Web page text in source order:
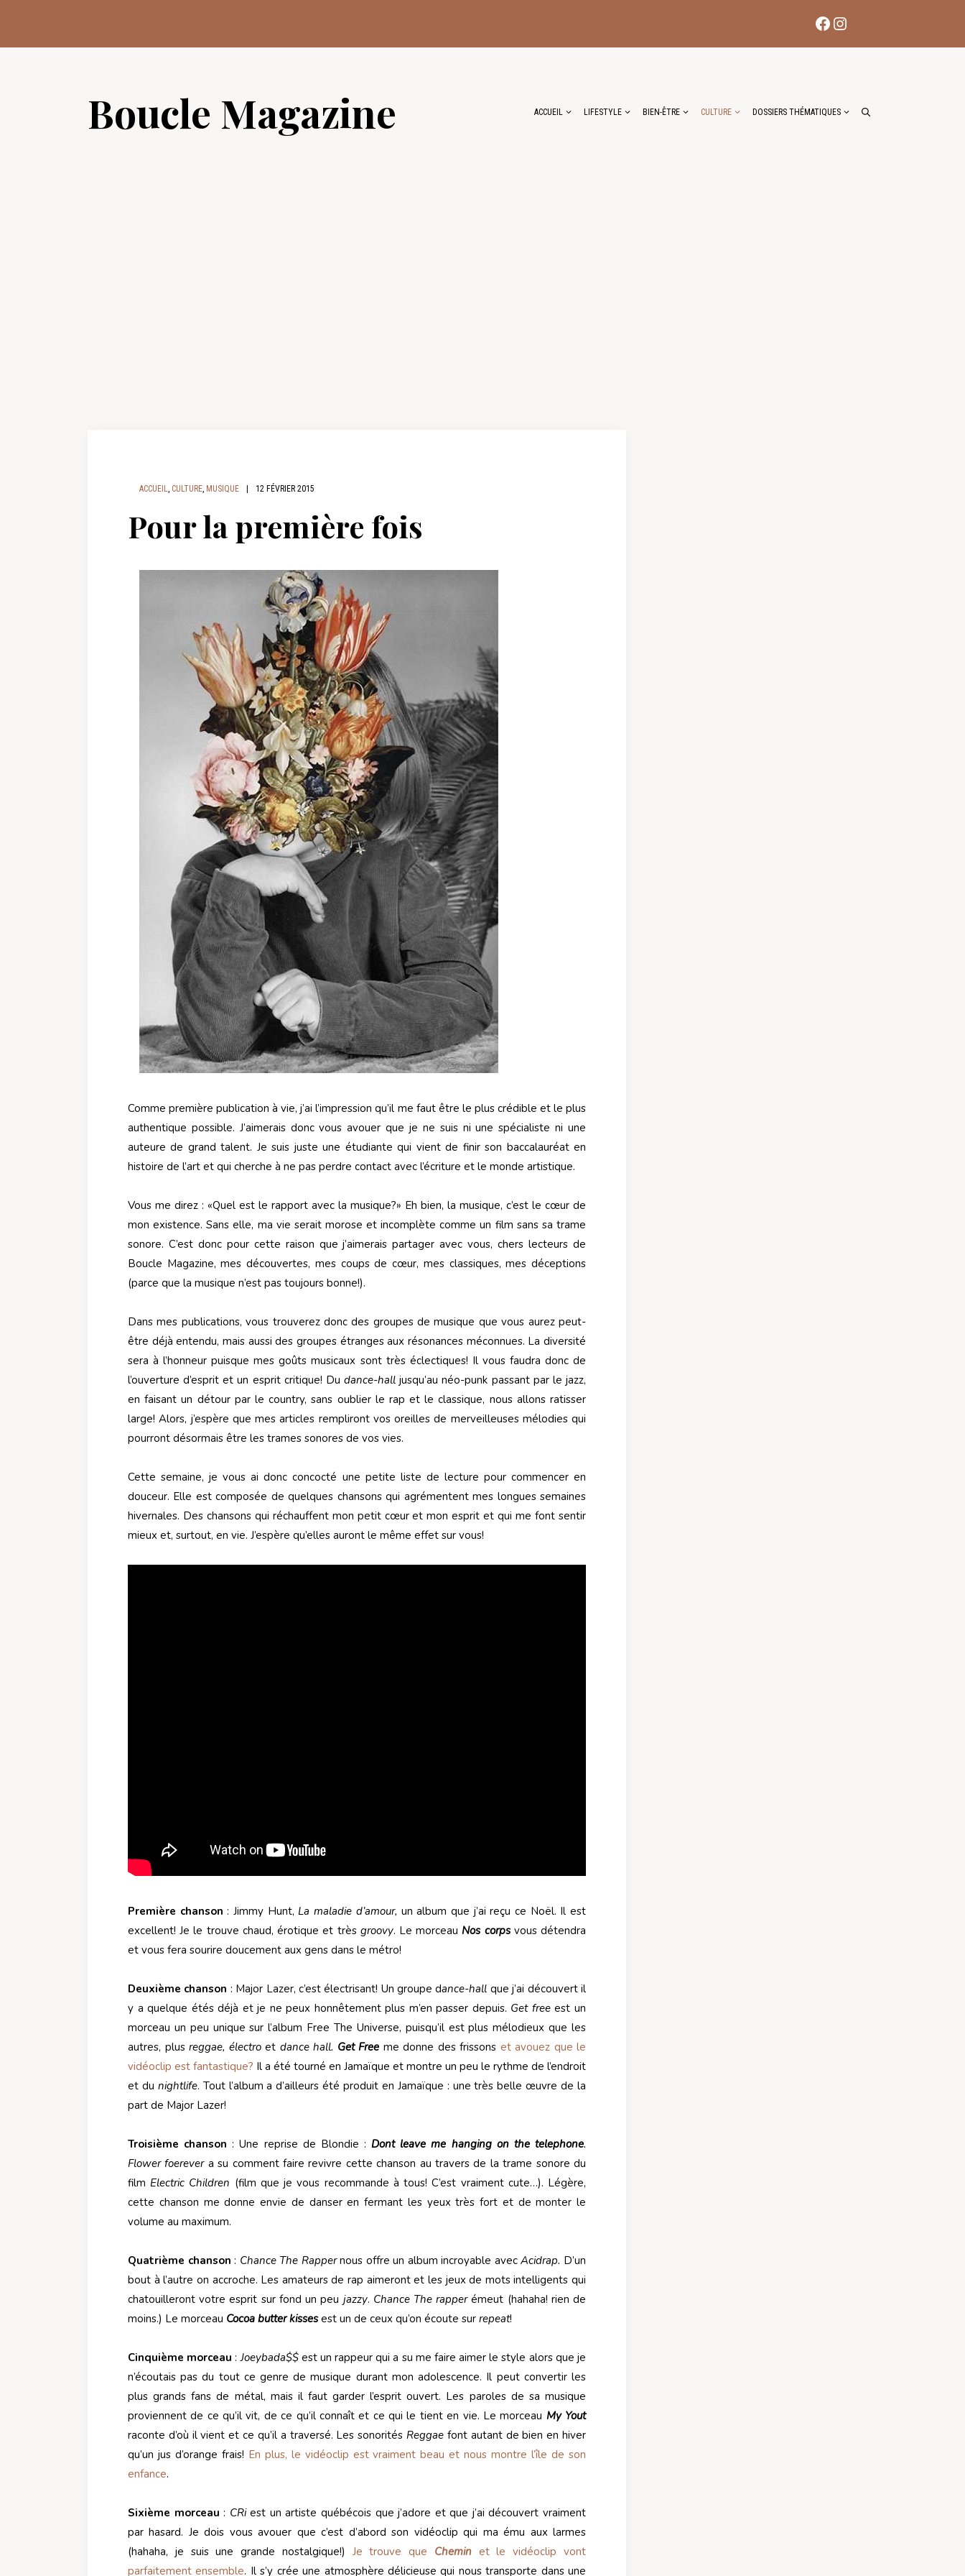
contenu
Facebook
Instagram
Boucle Magazine ACCUEIL LIFESTYLE BIEN-ÊTRE CULTURE DOSSIERS THÉMATIQUES
ACCUEIL, CULTURE, MUSIQUE 12 FÉVRIER 2015
Pour la première fois
Comme première publication à vie, j’ai l’impression qu’il me faut être le plus crédible et le plus
authentique possible. J’aimerais donc vous avouer que je ne suis ni une spécialiste ni une
auteure de grand talent. Je suis juste une étudiante qui vient de finir son baccalauréat en
histoire de l’art et qui cherche à ne pas perdre contact avec l’écriture et le monde artistique.
Vous me direz : «Quel est le rapport avec la musique?» Eh bien, la musique, c’est le cœur de
mon existence. Sans elle, ma vie serait morose et incomplète comme un film sans sa trame
sonore. C’est donc pour cette raison que j’aimerais partager avec vous, chers lecteurs de
Boucle Magazine, mes découvertes, mes coups de cœur, mes classiques, mes déceptions
(parce que la musique n’est pas toujours bonne!).
Dans mes publications, vous trouverez donc des groupes de musique que vous aurez peut-
être déjà entendu, mais aussi des groupes étranges aux résonances méconnues. La diversité
sera à l’honneur puisque mes goûts musicaux sont très éclectiques! Il vous faudra donc de
l’ouverture d’esprit et un esprit critique! Dudance-hall jusqu’au néo-punk passant par le jazz,
en faisant un détour par le country, sans oublier le rap et le classique, nous allons ratisser
large! Alors, j’espère que mes articles rempliront vos oreilles de merveilleuses mélodies qui
pourront désormais être les trames sonores de vos vies.
Cette semaine, je vous ai donc concocté une petite liste de lecture pour commencer en
douceur. Elle est composée de quelques chansons qui agrémentent mes longues semaines
hivernales. Des chansons qui réchauffent mon petit cœur et mon esprit et qui me font sentir
mieux et, surtout, en vie. J’espère qu’elles auront le même effet sur vous!
Première chanson : Jimmy Hunt,La maladie d’amour, un album que j’ai reçu ce Noël. Il est
excellent! Je le trouve chaud, érotique et très groovy. Le morceauNos corpsvous détendra
et vous fera sourire doucement aux gens dans le métro!
Deuxième chanson : Major Lazer, c’est électrisant! Un groupe dance-hall que j’ai découvert il
y a quelque étés déjà et je ne peux honnêtement plus m’en passer depuis. Get freeest un
morceau un peu unique sur l’album Free The Universe, puisqu’il est plus mélodieux que les
autres, plus reggae, électro et dance hall. Get Free me donne des frissons et avouez que le
vidéoclip est fantastique? Il a été tourné en Jamaïque et montre un peu le rythme de l’endroit
et du nightlife. Tout l’album a d’ailleurs été produit en Jamaïque : une très belle œuvre de la
part de Major Lazer!
Troisième chanson : Une reprise de Blondie :Dont leave me hanging on the telephone.
Flower foerevera su comment faire revivre cette chanson au travers de la trame sonore du
film Electric Children (film que je vous recommande à tous! C’est vraiment cute…). Légère,
cette chanson me donne envie de danser en fermant les yeux très fort et de monter le
volume au maximum.
Quatrième chanson : Chance The Rappernous offre un album incroyable avecAcidrap. D’un
bout à l’autre on accroche. Les amateurs de rap aimeront et les jeux de mots intelligents qui
chatouilleront votre esprit sur fond un peu jazzy. Chance The rapperémeut (hahaha! rien de
moins.) Le morceau Cocoa butter kisses est un de ceux qu’on écoute sur repeat!
Cinquième morceau :Joeybada$$est un rappeur qui a su me faire aimer le style alors que je
n’écoutais pas du tout ce genre de musique durant mon adolescence. Il peut convertir les
plus grands fans de métal, mais il faut garder l’esprit ouvert. Les paroles de sa musique
proviennent de ce qu’il vit, de ce qu’il connaît et ce qui le tient en vie. Le morceau My Yout
raconte d’où il vient et ce qu’il a traversé. Les sonoritésReggae font autant de bien en hiver
qu’un jus d’orange frais! En plus, le vidéoclip est vraiment beau et nous montre l’île de son
enfance.
Sixième morceau : CRiest un artiste québécois que j’adore et que j’ai découvert vraiment
par hasard. Je dois vous avouer que c’est d’abord son vidéoclip qui ma ému aux larmes
(hahaha, je suis une grande nostalgique!) Je trouve que Cheminet le vidéoclip vont
parfaitement ensemble. Il s’y crée une atmosphère délicieuse qui nous transporte dans une